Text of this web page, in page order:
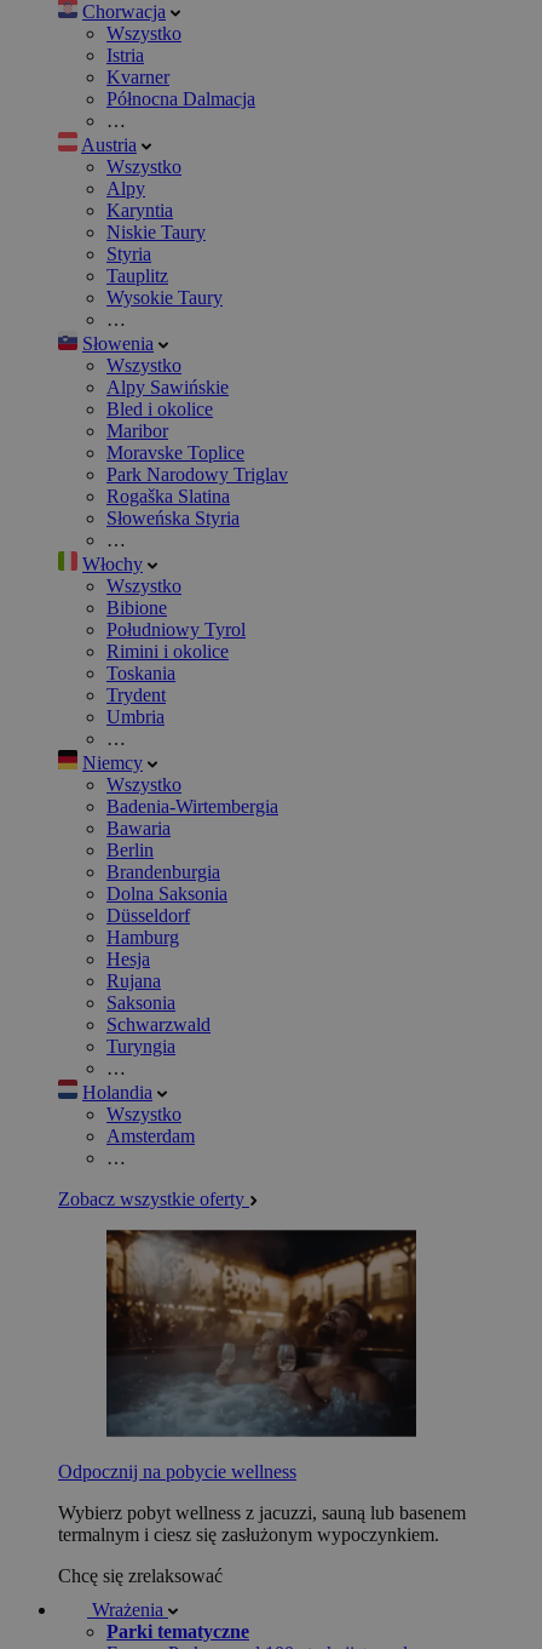
Chorwacja
Wszystko
Istria
Kvarner
Północna Dalmacja
…
Austria
Wszystko
Alpy
Karyntia
Niskie Taury
Styria
Tauplitz
Wysokie Taury
…
Słowenia
Wszystko
Alpy Sawińskie
Bled i okolice
Maribor
Moravske Toplice
Park Narodowy Triglav
Rogaška Slatina
Słoweńska Styria
…
Włochy
Wszystko
Bibione
Południowy Tyrol
Rimini i okolice
Toskania
Trydent
Umbria
…
Niemcy
Wszystko
Badenia-Wirtembergia
Bawaria
Berlin
Brandenburgia
Dolna Saksonia
Düsseldorf
Hamburg
Hesja
Rujana
Saksonia
Schwarzwald
Turyngia
…
Holandia
Wszystko
Amsterdam
…
Zobacz wszystkie oferty
Odpocznij na pobycie wellness
Wybierz pobyt wellness z jacuzzi, sauną lub basenem
termalnym i ciesz się zasłużonym wypoczynkiem.
Chcę się zrelaksować
Wrażenia
Parki tematyczne